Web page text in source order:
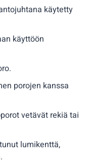
käytetty
käyttöön
porojen kanssa
vetävät rekiä tai
lumikenttä,